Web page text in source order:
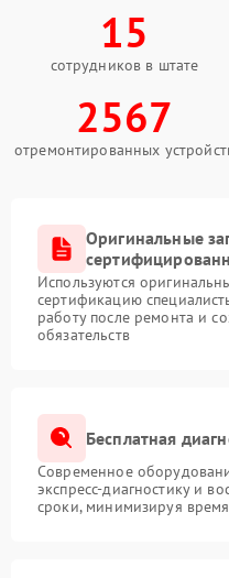
15
сотрудников в штате
2567
отремонтированных
Оригинальные
Используются
сертификацию
работу после ремонта и
обязательств
Бесплатная
Современное
экспресс-диагностику и
сроки, минимизируя